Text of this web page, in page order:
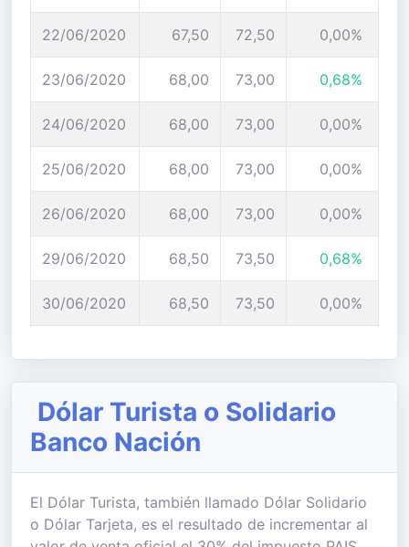
22/06/2020 67,50 72,50 0,00%
23/06/2020 68,00 73,00 0,68%
24/06/2020 68,00 73,00 0,00%
25/06/2020 68,00 73,00 0,00%
26/06/2020 68,00 73,00 0,00%
29/06/2020 68,50 73,50 0,68%
30/06/2020 68,50 73,50 0,00%
Dólar Turista o Solidario
Banco Nación
El Dólar Turista, también llamado Dólar Solidario
o Dólar Tarjeta, es el resultado de incrementar al